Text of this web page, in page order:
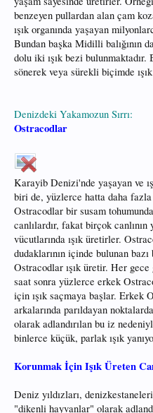
benzeyen pullardan alan çam
ışık organında yaşayan
Bundan başka Midilli balığının
dolu iki ışık bezi bulunmaktadır.
sönerek veya sürekli biçimde
Denizdeki Yakamozun Sırrı:
Ostracodlar
Karayib Denizi'nde yaşayan ve
biri de, yüzlerce hatta daha
Ostracodlar bir susam
canlılardır, fakat birçok canlının
vücutlarında ışık üretirler.
dudaklarının içinde bulunan
Ostracodlar ışık üretir. Her
saat sonra yüzlerce erkek
için ışık saçmaya başlar. Erkek
arkalarında parıldayan
olarak adlandırılan bu iz
binlerce küçük, parlak ışık
Korunmak İçin Işık Üreten
Deniz yıldızları,
"dikenli hayvanlar" olarak